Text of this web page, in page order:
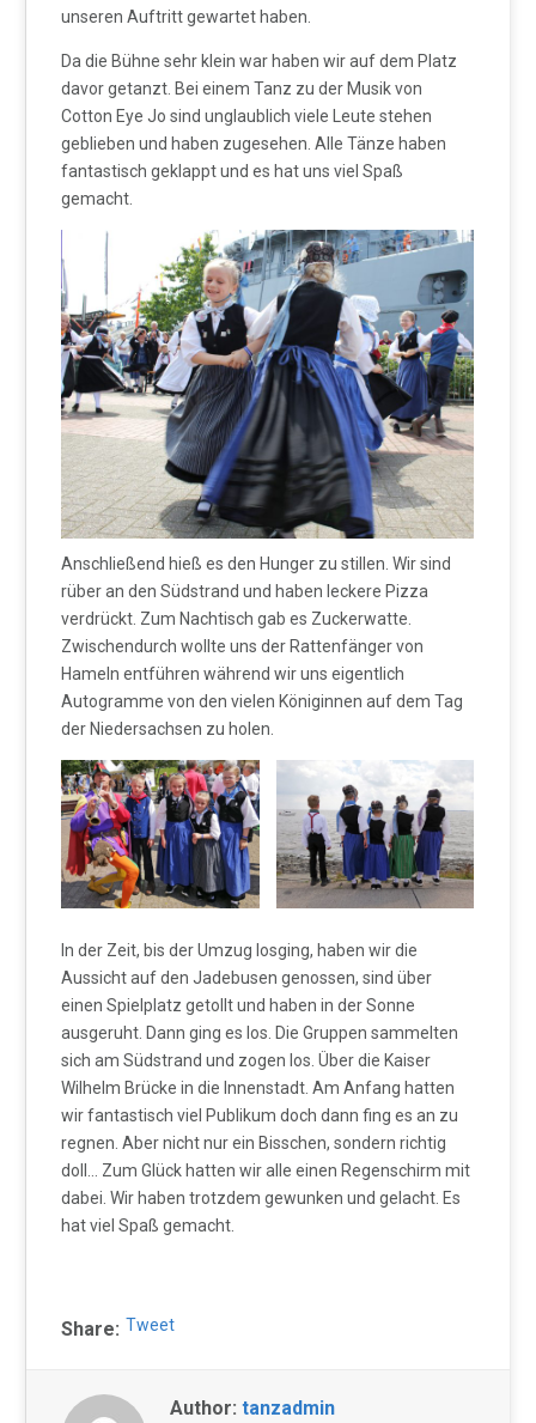
unseren Auftritt gewartet haben.
Da die Bühne sehr klein war haben wir auf dem Platz
davor getanzt. Bei einem Tanz zu der Musik von
Cotton Eye Jo sind unglaublich viele Leute stehen
geblieben und haben zugesehen. Alle Tänze haben
fantastisch geklappt und es hat uns viel Spaß
gemacht.
Anschließend hieß es den Hunger zu stillen. Wir sind
rüber an den Südstrand und haben leckere Pizza
verdrückt. Zum Nachtisch gab es Zuckerwatte.
Zwischendurch wollte uns der Rattenfänger von
Hameln entführen während wir uns eigentlich
Autogramme von den vielen Königinnen auf dem Tag
der Niedersachsen zu holen.
In der Zeit, bis der Umzug losging, haben wir die
Aussicht auf den Jadebusen genossen, sind über
einen Spielplatz getollt und haben in der Sonne
ausgeruht. Dann ging es los. Die Gruppen sammelten
sich am Südstrand und zogen los. Über die Kaiser
Wilhelm Brücke in die Innenstadt. Am Anfang hatten
wir fantastisch viel Publikum doch dann fing es an zu
regnen. Aber nicht nur ein Bisschen, sondern richtig
doll… Zum Glück hatten wir alle einen Regenschirm mit
dabei. Wir haben trotzdem gewunken und gelacht. Es
hat viel Spaß gemacht.
Share: Tweet
Author:tanzadmin